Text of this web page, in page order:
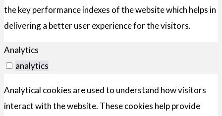
the key performance indexes of the website which helps in
delivering a better user experience for the visitors.
Analytics
analytics
Analytical cookies are used to understand how visitors
interact with the website. These cookies help provide